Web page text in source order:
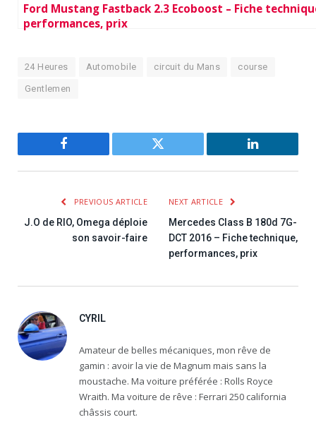
Ford Mustang Fastback 2.3 Ecoboost – Fiche
performances, prix
24 Heures Automobile circuit du Mans course
Gentlemen
Facebook Twitter LinkedIn
PREVIOUS ARTICLE
J.O de RIO, Omega déploie
son savoir-faire
NEXT ARTICLE
Mercedes Class B 180d 7G-
DCT 2016 – Fiche technique,
performances, prix
CYRIL
Amateur de belles mécaniques, mon rêve de
gamin : avoir la vie de Magnum mais sans la
moustache. Ma voiture préférée : Rolls Royce
Wraith. Ma voiture de rêve : Ferrari 250 california
châssis court.